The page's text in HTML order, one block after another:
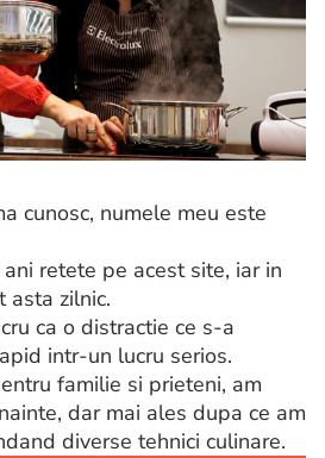
cunosc, numele meu este
retete pe acest site, iar in
asta zilnic.
ca o distractie ce s-a
intr-un lucru serios.
familie si prieteni, am
dar mai ales dupa ce am
diverse tehnici culinare.